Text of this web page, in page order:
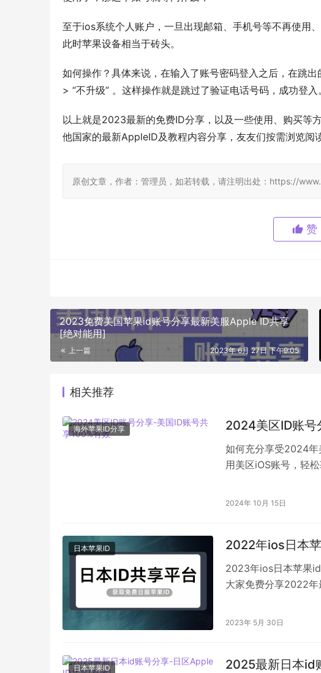
至于ios系统个人账户，一旦出现邮箱、手机号等不再使用
此时苹果设备相当于砖头。
如何操作？具体来说，在输入了账号密码登入之后，在跳
> “不升级” 。这样操作就是跳过了验证电话号码，成功登入。
以上就是2023最新的免费ID分享，以及一些使用、购买等
他国家的最新AppleID及教程内容分享，友友们按需浏览阅
原创文章，作者：管理员，如若转载，请注明出处：https://
赞
2023免费美国苹果id账号分享最新美服Apple ID共享
[绝对能用]
上一篇 2023年 6月 27日 下午9:05
相关推荐
海外苹果ID分享 2024美区ID账号
如何充分享受2024年
用美区iOS账号，轻
2024年 10月 15日
日本苹果ID 2022年ios日本
2023年ios日本苹果
大家免费分享2022
2023年 5月 30日
日本苹果ID 2025最新日本id